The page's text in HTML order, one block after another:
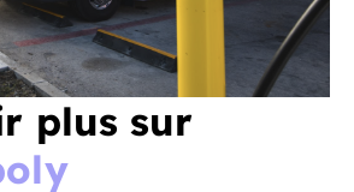
plus sur